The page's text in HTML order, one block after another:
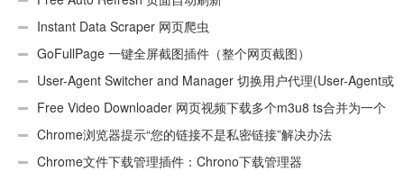
Instant Data Scraper 网页爬虫
GoFullPage 一键全屏截图插件（整个网页截图）
User-Agent Switcher and Manager 切换用户代理(User-Agent或
UA)Free Video Downloader 网页视频下载多个m3u8 ts合并为一个
ts文件Chrome浏览器提示“您的链接不是私密链接”解决办法
Chrome文件下载管理插件：Chrono下载管理器